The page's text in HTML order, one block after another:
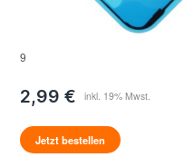
9
2,99 €
Jetzt bestellen